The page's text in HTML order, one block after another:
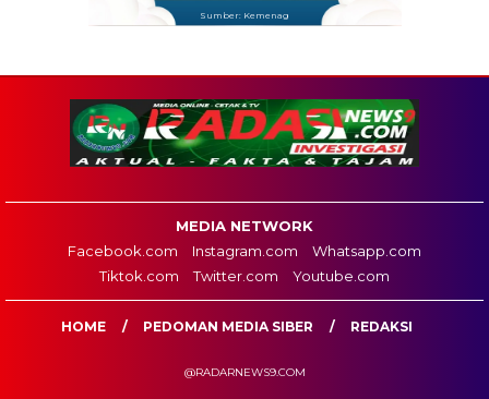
Sumber: Kemenag
MEDIA NETWORK
Facebook.com
Instagram.com
Whatsapp.com
Tiktok.com
Twitter.com Youtube.com
HOME PEDOMAN MEDIA SIBER REDAKSI
@RADARNEWS9.COM